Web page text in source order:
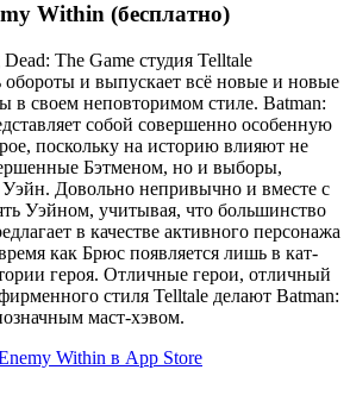
Within (бесплатно)
The Game студия Telltale
обороты и выпускает всё новые и новые
в своем неповторимом стиле. Batman:
собой совершенно особенную
поскольку на историю влияют не
Бэтменом, но и выборы,
Довольно непривычно и вместе с
Уэйном, учитывая, что большинство
в качестве активного персонажа
как Брюс появляется лишь в кат-
героя. Отличные герои, отличный
стиля Telltale делают Batman:
маст-хэвом.
Within в App Store